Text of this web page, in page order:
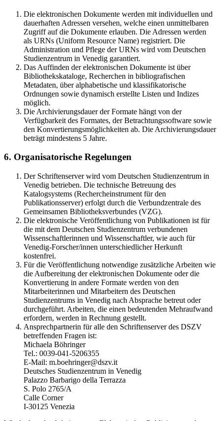
Die elektronischen Dokumente werden mit individuellen und
dauerhaften Adressen versehen, welche einen unmittelbaren
Zugriff auf die Dokumente erlauben. Die Adressen werden
als URNs (Uniform Resource Name) registriert. Die
Administration und Pflege der URNs wird vom Deutschen
Studienzentrum in Venedig garantiert.
Das Auffinden der elektronischen Dokumente ist über
Bibliothekskataloge, Recherchen in bibliografischen
Metadaten, über alphabetische und klassifikatorische
Ordnungen sowie dynamisch erstellte Listen und Indizes
möglich.
Die Archivierungsdauer der Formate hängt von der
Verfügbarkeit des Formates, der Betrachtungssoftware sowie
den Konvertierungsmöglichkeiten ab. Die Archivierungsdauer
beträgt mindestens 5 Jahre.
6. Organisatorische Regelungen
Der Schriftenserver wird vom Deutschen Studienzentrum in
Venedig betrieben. Die technische Betreuung des
Katalogsystems (Rechercheinstrument für den
Publikationsserver) erfolgt durch die Verbundzentrale des
Gemeinsamen Bibliotheksverbundes (VZG).
Die elektronische Veröffentlichung von Publikationen ist für
die mit dem Deutschen Studienzentrum verbundenen
Wissenschaftlerinnen und Wissenschaftler, wie auch für
Venedig-Forscher/innen unterschiedlicher Herkunft
kostenfrei.
Für die Veröffentlichung notwendige zusätzliche Arbeiten wie
die Aufbereitung der elektronischen Dokumente oder die
Konvertierung in andere Formate werden von den
Mitarbeiterinnen und Mitarbeitern des Deutschen
Studienzentrums in Venedig nach Absprache betreut oder
durchgeführt. Arbeiten, die einen bedeutenden Mehraufwand
erfordern, werden in Rechnung gestellt.
Ansprechpartnerin für alle den Schriftenserver des DSZV
betreffenden Fragen ist:
Michaela Böhringer
Tel.: 0039-041-5206355
E-Mail: m.boehringer@dszv.it
Deutsches Studienzentrum in Venedig
Palazzo Barbarigo della Terrazza
S. Polo 2765/A
Calle Corner
I-30125 Venezia